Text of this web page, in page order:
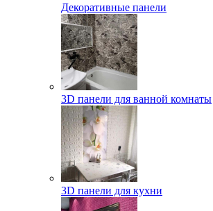
Декоративные панели
3D панели для ванной комнаты
3D панели для кухни